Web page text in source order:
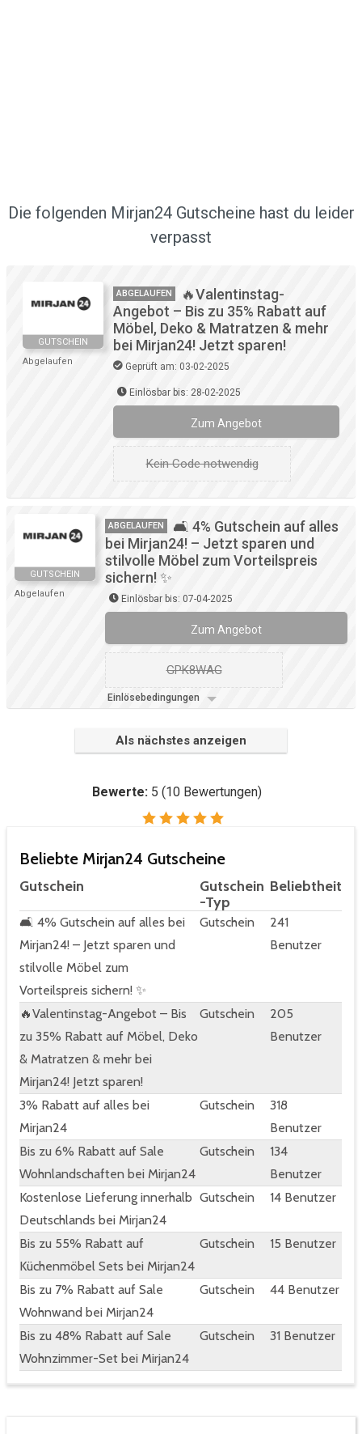
Die folgenden Mirjan24 Gutscheine hast du leider
verpasst
GUTSCHEIN
Abgelaufen
ABGELAUFEN
🔥Valentinstag-
Angebot – Bis zu 35% Rabatt auf
Möbel, Deko & Matratzen & mehr
bei Mirjan24! Jetzt sparen!
Geprüft am: 03-02-2025
Einlösbar bis: 28-02-2025
Zum Angebot
Kein Code notwendig
GUTSCHEIN
Abgelaufen
ABGELAUFEN
🛋️ 4% Gutschein auf alles
bei Mirjan24! – Jetzt sparen und
stilvolle Möbel zum Vorteilspreis
sichern! ✨
Einlösbar bis: 07-04-2025
Zum Angebot
GPK8WAG
Einlösebedingungen
Als nächstes anzeigen
Bewerte: 5 (10 Bewertungen)
Beliebte Mirjan24 Gutscheine
Gutschein
Gutschein
-Typ
Beliebtheit
🛋️ 4% Gutschein auf alles bei
Mirjan24! – Jetzt sparen und
stilvolle Möbel zum
Vorteilspreis sichern! ✨
Gutschein
241
Benutzer
🔥Valentinstag-Angebot – Bis
zu 35% Rabatt auf Möbel, Deko
& Matratzen & mehr bei
Mirjan24! Jetzt sparen!
Gutschein
205
Benutzer
3% Rabatt auf alles bei
Mirjan24
Gutschein
318
Benutzer
Bis zu 6% Rabatt auf Sale
Wohnlandschaften bei Mirjan24
Gutschein
134
Benutzer
Kostenlose Lieferung innerhalb
Deutschlands bei Mirjan24
Gutschein 14 Benutzer
Bis zu 55% Rabatt auf
Küchenmöbel Sets bei Mirjan24
Gutschein 15 Benutzer
Bis zu 7% Rabatt auf Sale
Wohnwand bei Mirjan24
Gutschein 44 Benutzer
Bis zu 48% Rabatt auf Sale
Wohnzimmer-Set bei Mirjan24
Gutschein 31 Benutzer